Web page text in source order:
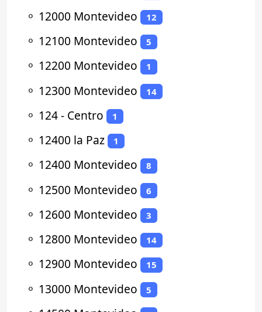
⚬ 12000 Montevideo 12
⚬ 12100 Montevideo 5
⚬ 12200 Montevideo 1
⚬ 12300 Montevideo 14
⚬ 124 - Centro 1
⚬ 12400 la Paz 1
⚬ 12400 Montevideo 8
⚬ 12500 Montevideo 6
⚬ 12600 Montevideo 3
⚬ 12800 Montevideo 14
⚬ 12900 Montevideo 15
⚬ 13000 Montevideo 5